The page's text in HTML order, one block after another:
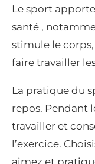
Le sport
santé ,
stimule le
faire travailler
La pratique du
repos. Pendant
travailler et
l’exercice.